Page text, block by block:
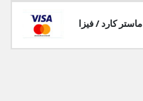
ماستر كارد / فيزا